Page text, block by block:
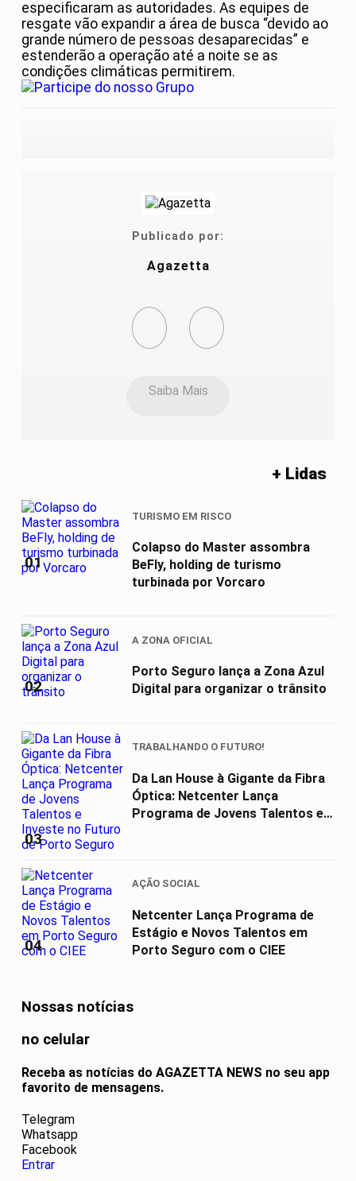
especificaram as autoridades. As equipes de
resgate vão expandir a área de busca “devido ao
grande número de pessoas desaparecidas” e
estenderão a operação até a noite se as
condições climáticas permitirem.
Publicado por:
Agazetta
Saiba Mais
+ Lidas
01
TURISMO EM RISCO
Colapso do Master assombra
BeFly, holding de turismo
turbinada por Vorcaro
02
A ZONA OFICIAL
Porto Seguro lança a Zona Azul
Digital para organizar o trânsito
03
TRABALHANDO O FUTURO!
Da Lan House à Gigante da Fibra
Óptica: Netcenter Lança
Programa de Jovens Talentos e
04
AÇÃO SOCIAL
Netcenter Lança Programa de
Estágio e Novos Talentos em
Porto Seguro com o CIEE
Nossas notícias
no celular
Receba as notícias do AGAZETTA NEWS no seu app
favorito de mensagens.
Telegram
Whatsapp
Facebook
Entrar